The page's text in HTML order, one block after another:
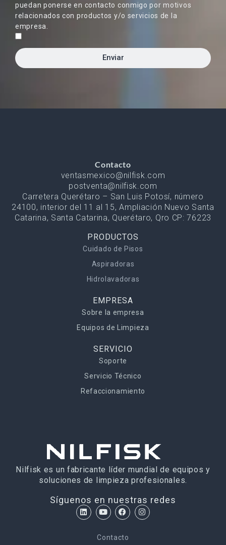
puedan ponerse en contacto conmigo por motivos
relacionados con productos y/o servicios de la
empresa.
Enviar
Contacto
ventasmexico@nilfisk.com
postventa@nilfisk.com
Carretera Querétaro – San Luis Potosí, número
24100, interior del 11 al 15, Ampliación Nuevo Santa
Catarina, Santa Catarina, Querétaro, Qro CP: 76223
PRODUCTOS
Cuidado de Pisos
Aspiradoras
Hidrolavadoras
EMPRESA
Sobre la empresa
Equipos de Limpieza
SERVICIO
Soporte
Servicio Técnico
Refaccionamiento
Nilfisk es un fabricante líder mundial de equipos y
soluciones de limpieza profesionales.
Síguenos en nuestras redes
Contacto